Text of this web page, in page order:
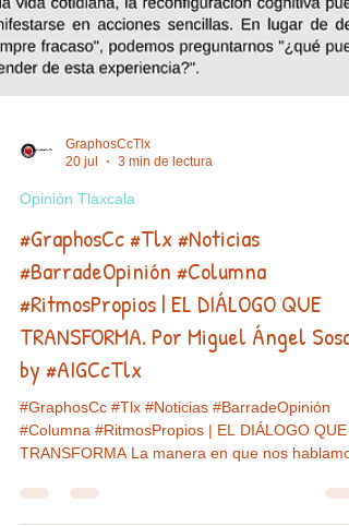
GraphosCcTlx
Opinión Tlaxcala
#BarradeOpinión #Columna